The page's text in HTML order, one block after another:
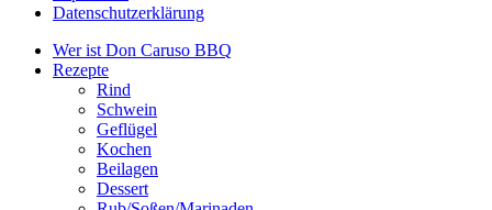
Datenschutzerklärung
Wer ist Don Caruso BBQ
Rezepte
Rind
Schwein
Geflügel
Kochen
Beilagen
Dessert